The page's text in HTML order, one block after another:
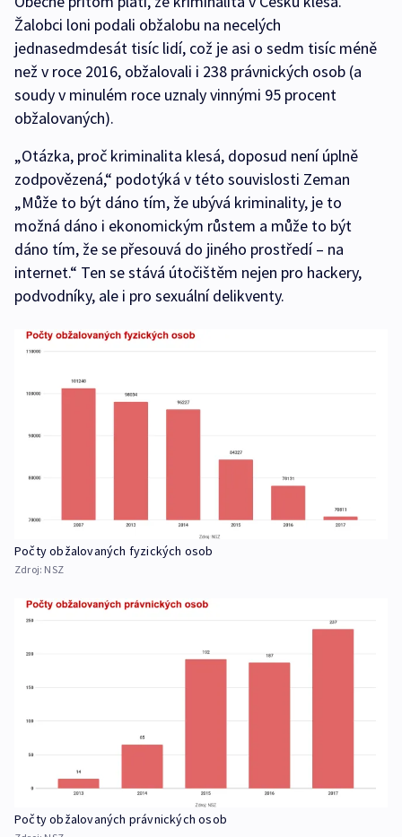
Žalobci loni podali obžalobu na necelých
jednasedmdesát tisíc lidí, což je asi o sedm tisíc méně
než v roce 2016, obžalovali i 238 právnických osob (a
soudy v minulém roce uznaly vinnými 95 procent
obžalovaných).
„Otázka, proč kriminalita klesá, doposud není úplně
zodpovězená,“ podotýká v této souvislosti Zeman
„Může to být dáno tím, že ubývá kriminality, je to
možná dáno i ekonomickým růstem a může to být
dáno tím, že se přesouvá do jiného prostředí – na
internet.“ Ten se stává útočištěm nejen pro hackery,
podvodníky, ale i pro sexuální delikventy.
Počty obžalovaných fyzických osob
Zdroj: NSZ
Počty obžalovaných právnických osob